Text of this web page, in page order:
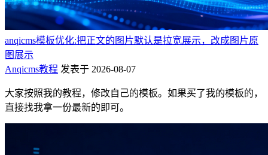
anqicms模板优化:把正文的图片默认是拉宽展示，改成图片原
图展示
Anqicms教程 发表于 2026-08-07
大家按照我的教程，修改自己的模板。如果买了我的模板的，
直接找我拿一份最新的即可。